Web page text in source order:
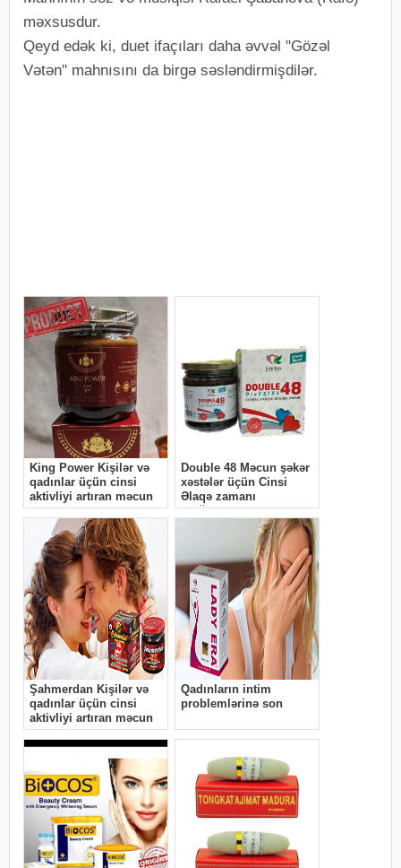
məxsusdur.
Qeyd edək ki, duet ifaçıları daha əvvəl "Gözəl
Vətən" mahnısını da birgə səsləndirmişdilər.